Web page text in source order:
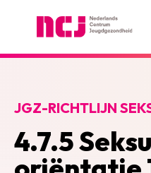
4.7.5
JGZ-RICHTLIJN